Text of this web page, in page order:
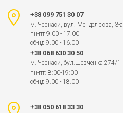
+38 099 751 30 07
м. Черкаси, вул. Менделєєва, 3-а
пн-пт 9.00 - 17.00
сб-нд 9.00 - 16.00
+38 068 630 30 50
м. Черкаси, бул.Шевченка 274/1
пн-пт: 8:00-19:00
сб-нд 9.00 - 18.00
+38 050 618 33 30